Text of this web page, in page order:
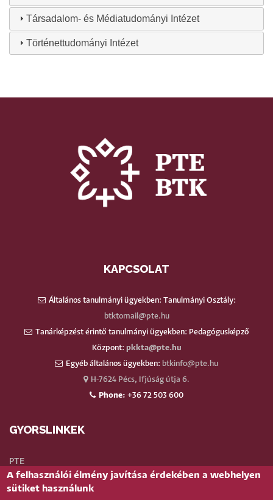
Társadalom- és Médiatudományi Intézet
Történettudományi Intézet
KAPCSOLAT
Általános tanulmányi ügyekben: Tanulmányi Osztály:
btktomail@pte.hu
Tanárképzést érintő tanulmányi ügyekben: Pedagógusképző
Központ: pkkta@pte.hu
Egyéb általános ügyekben: btkinfo@pte.hu
H-7624 Pécs, Ifjúság útja 6.
Phone: +36 72 503 600
GYORSLINKEK
PTE
Neptun
A felhasználói élmény javítása érdekében a webhelyen
sütiket használunk